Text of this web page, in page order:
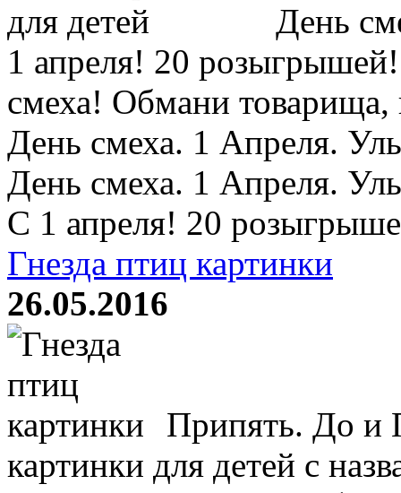
День
1 апреля! 20
смеха! Обмани
День смеха. 1 Апреля.
День смеха. 1 Апреля.
C 1 апреля! 20
Гнезда птиц картинки
26.05.2016
Припять. До и
картинки для детей с